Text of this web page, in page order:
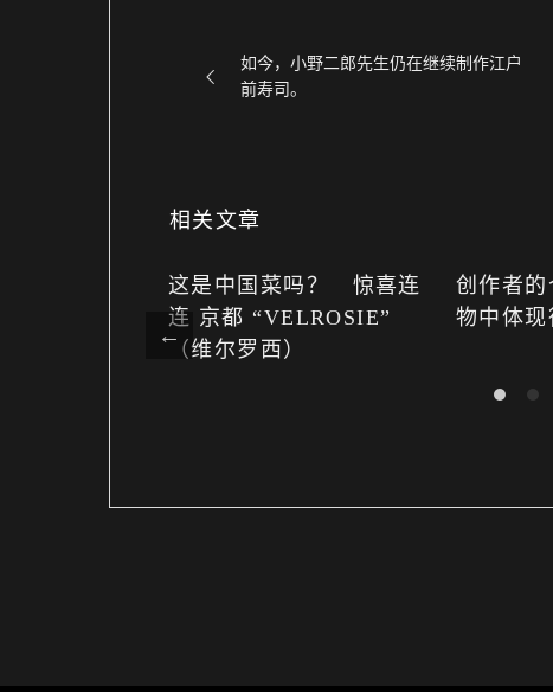
如今，小野二郎先生仍在继续制作江户
前寿司。
相关文章
这是中国菜吗？ 惊喜连
连 京都 “VELROSIE”
（维尔罗西）
创作者
物中体现